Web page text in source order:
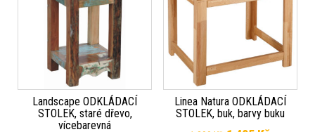
Landscape ODKLÁDACÍ
STOLEK, staré dřevo,
vícebarevná
Linea Natura ODKLÁDACÍ
STOLEK, buk, barvy buku